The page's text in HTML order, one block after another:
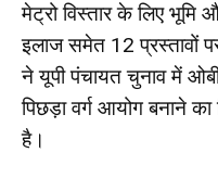
मेट्रो विस्तार के लिए
इलाज समेत 12 प्रस्‍तावों
ने यूपी पंचायत चुनाव में
पिछड़ा वर्ग आयोग बनाने
है।